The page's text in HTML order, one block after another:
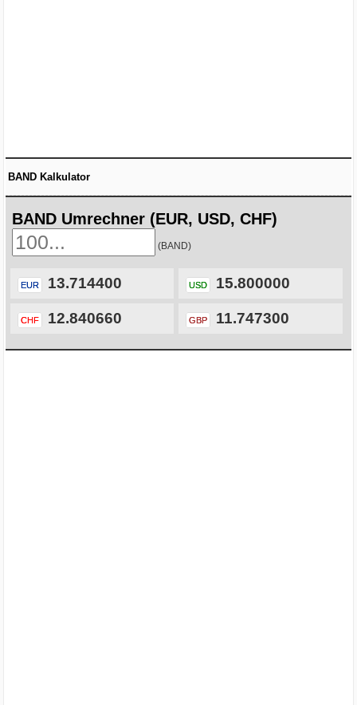
BAND Kalkulator
BAND Umrechner (EUR, USD, CHF)
(BAND)
EUR 13.714400 USD 15.800000
CHF 12.840660 GBP 11.747300